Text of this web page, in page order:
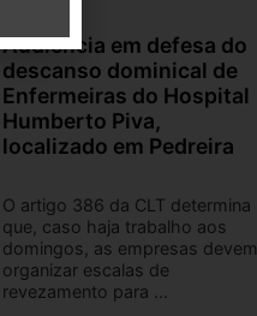
Audiência em defesa do
descanso dominical de
Enfermeiras do Hospital
Humberto Piva,
localizado em Pedreira
O artigo 386 da CLT determina
que, caso haja trabalho aos
domingos, as empresas devem
organizar escalas de
revezamento para ...